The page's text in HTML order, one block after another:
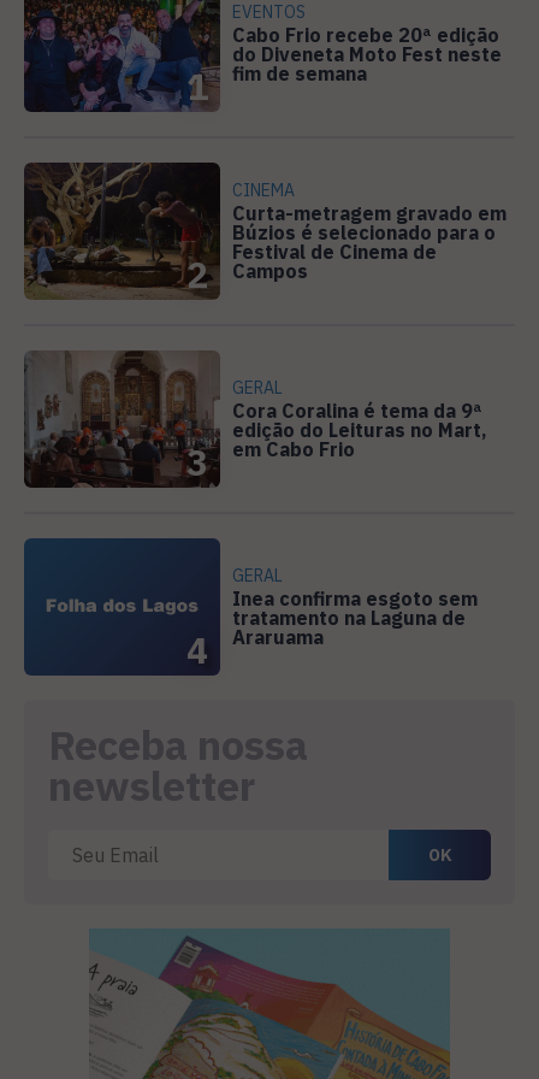
1
EVENTOS
Cabo Frio recebe 20ª edição
do Diveneta Moto Fest neste
fim de semana
2
CINEMA
Curta-metragem gravado em
Búzios é selecionado para o
Festival de Cinema de
Campos
3
GERAL
Cora Coralina é tema da 9ª
edição do Leituras no Mart,
em Cabo Frio
4
GERAL
Inea confirma esgoto sem
tratamento na Laguna de
Araruama
Receba nossa
newsletter